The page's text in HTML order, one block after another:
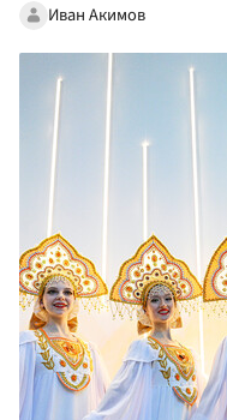
Иван Акимов